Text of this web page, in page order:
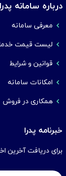
درباره سامانه پدرا
معرفی سامانه
لیست قیمت
قوانین و شرایط
امکانات سامانه
همکاری در فروش
خبرنامه پدرا
برای دریافت آخرین